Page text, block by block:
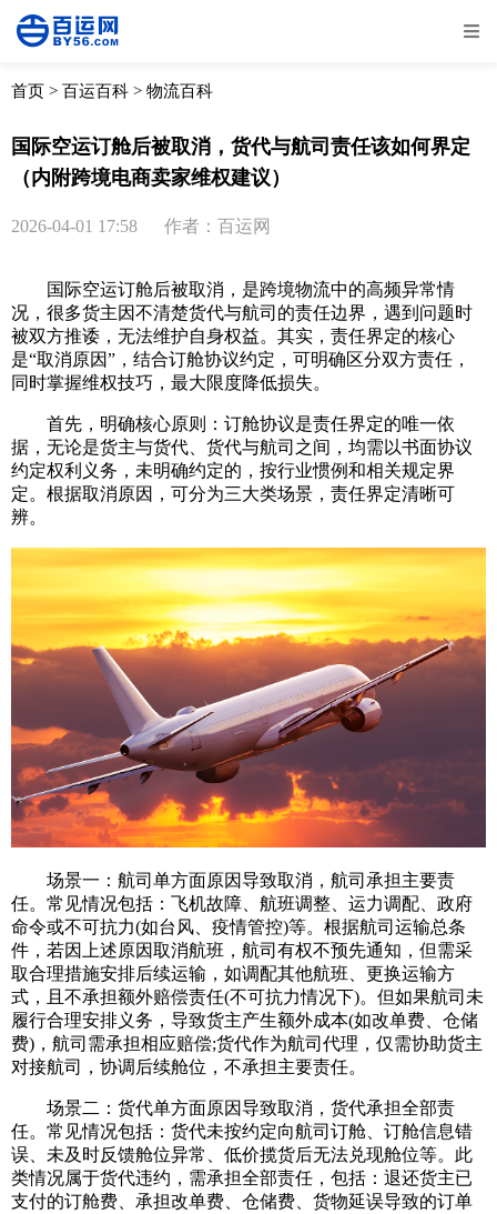
全部 物流资讯
取消
首页 > 百运百科 > 物流百科
国际空运订舱后被取消，货代与航司责任该如何界定
（内附跨境电商卖家维权建议）
2026-04-01 17:58 作者：百运网
国际空运订舱后被取消，是跨境物流中的高频异常情
况，很多货主因不清楚货代与航司的责任边界，遇到问题时
被双方推诿，无法维护自身权益。其实，责任界定的核心
是“取消原因”，结合订舱协议约定，可明确区分双方责任，
同时掌握维权技巧，最大限度降低损失。
首先，明确核心原则：订舱协议是责任界定的唯一依
据，无论是货主与货代、货代与航司之间，均需以书面协议
约定权利义务，未明确约定的，按行业惯例和相关规定界
定。根据取消原因，可分为三大类场景，责任界定清晰可
辨。
场景一：航司单方面原因导致取消，航司承担主要责
任。常见情况包括：飞机故障、航班调整、运力调配、政府
命令或不可抗力(如台风、疫情管控)等。根据航司运输总条
件，若因上述原因取消航班，航司有权不预先通知，但需采
取合理措施安排后续运输，如调配其他航班、更换运输方
式，且不承担额外赔偿责任(不可抗力情况下)。但如果航司未
履行合理安排义务，导致货主产生额外成本(如改单费、仓储
费)，航司需承担相应赔偿;货代作为航司代理，仅需协助货主
对接航司，协调后续舱位，不承担主要责任。
场景二：货代单方面原因导致取消，货代承担全部责
任。常见情况包括：货代未按约定向航司订舱、订舱信息错
误、未及时反馈舱位异常、低价揽货后无法兑现舱位等。此
类情况属于货代违约，需承担全部责任，包括：退还货主已
支付的订舱费、承担改单费、仓储费、货物延误导致的订单